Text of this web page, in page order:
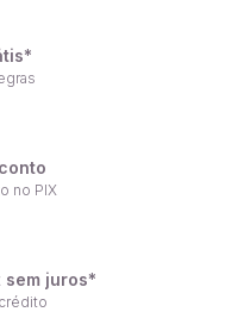
no PIX
sem juros*